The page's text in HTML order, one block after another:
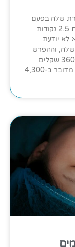
שלה בפעם
הראשונה אחרי שנים. היא רואה שמופיעות 2.5 נקודות
לא יודעת
שלה, וההפרש
הזה – 1.5 נקודות לחודש – מתורגם לכ-360 שקלים
בחודש שהיא מפסידה. במונחים שנתיים, מדובר ב-4,300